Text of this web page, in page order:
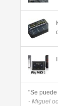
"Se
- Miguel